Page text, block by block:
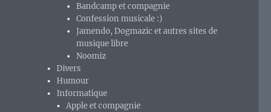
Bandcamp et compagnie
Confession musicale :)
Jamendo, Dogmazic et autres sites de
musique libre
Noomiz
Divers
Humour
Informatique
Apple et compagnie